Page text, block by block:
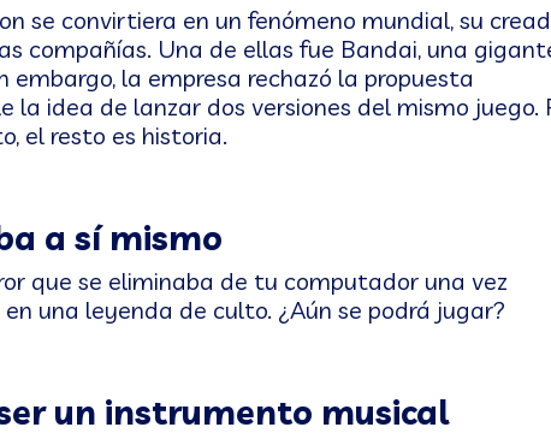
se convirtiera en un fenómeno mundial, su
compañías. Una de ellas fue Bandai, una
la empresa rechazó la propuesta
idea de lanzar dos versiones del mismo juego.
el resto es historia.
a sí mismo
que se eliminaba de tu computador una vez
una leyenda de culto. ¿Aún se podrá jugar?
un instrumento musical